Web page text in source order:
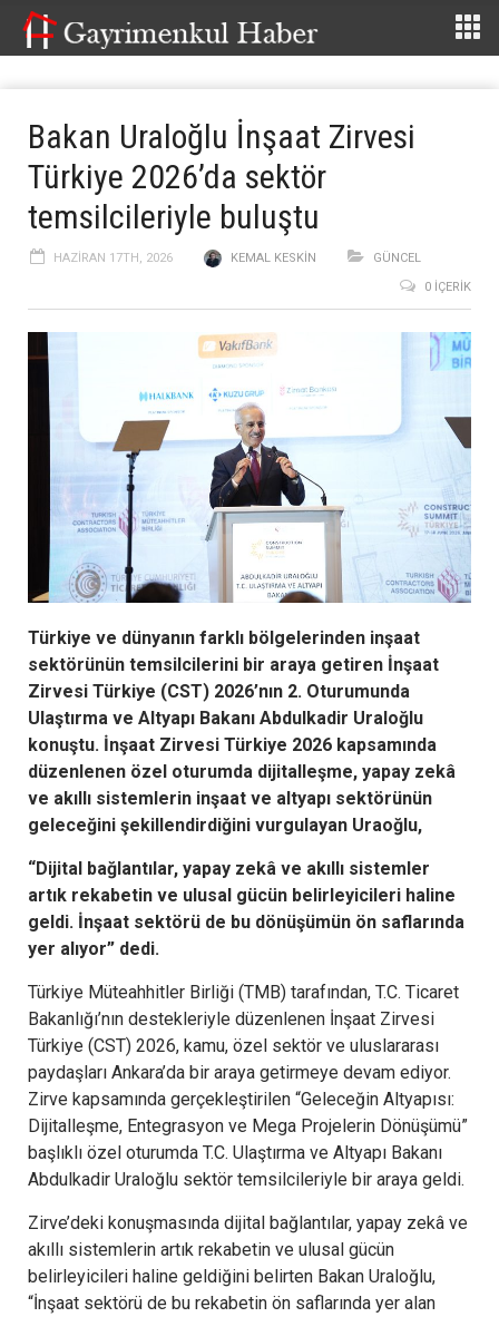
Bakan Uraloğlu İnşaat Zirvesi
Türkiye 2026’da sektör
temsilcileriyle buluştu
HAZIRAN 17TH, 2026 KEMAL KESKIN
GÜNCEL
0 İÇERIK
Türkiye ve dünyanın farklı bölgelerinden inşaat
sektörünün temsilcilerini bir araya getiren İnşaat
Zirvesi Türkiye (CST) 2026’nın 2. Oturumunda
Ulaştırma ve Altyapı Bakanı Abdulkadir Uraloğlu
konuştu. İnşaat Zirvesi Türkiye 2026 kapsamında
düzenlenen özel oturumda dijitalleşme, yapay zekâ
ve akıllı sistemlerin inşaat ve altyapı sektörünün
geleceğini şekillendirdiğini vurgulayan Uraoğlu,
“Dijital bağlantılar, yapay zekâ ve akıllı sistemler
artık rekabetin ve ulusal gücün belirleyicileri haline
geldi. İnşaat sektörü de bu dönüşümün ön saflarında
yer alıyor” dedi.
Türkiye Müteahhitler Birliği (TMB) tarafından, T.C. Ticaret
Bakanlığı’nın destekleriyle düzenlenen İnşaat Zirvesi
Türkiye (CST) 2026, kamu, özel sektör ve uluslararası
paydaşları Ankara’da bir araya getirmeye devam ediyor.
Zirve kapsamında gerçekleştirilen “Geleceğin Altyapısı:
Dijitalleşme, Entegrasyon ve Mega Projelerin Dönüşümü”
başlıklı özel oturumda T.C. Ulaştırma ve Altyapı Bakanı
Abdulkadir Uraloğlu sektör temsilcileriyle bir araya geldi.
Zirve’deki konuşmasında dijital bağlantılar, yapay zekâ ve
akıllı sistemlerin artık rekabetin ve ulusal gücün
belirleyicileri haline geldiğini belirten Bakan Uraloğlu,
“İnşaat sektörü de bu rekabetin ön saflarında yer alan